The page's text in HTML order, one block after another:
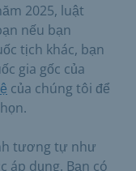
2025, luật
nếu bạn
tịch khác, bạn
gia gốc của
của chúng tôi để
tương tự như
áp dụng. Bạn có